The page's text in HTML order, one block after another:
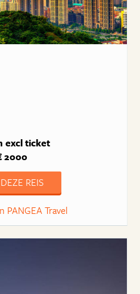
excl ticket
2000
REIS
PANGEA Travel